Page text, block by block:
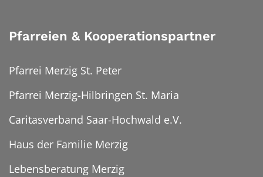
Pfarreien & Kooperationspartner
Pfarrei Merzig St. Peter
Pfarrei Merzig-Hilbringen St. Maria
Caritasverband Saar-Hochwald e.V.
Haus der Familie Merzig
Lebensberatung Merzig